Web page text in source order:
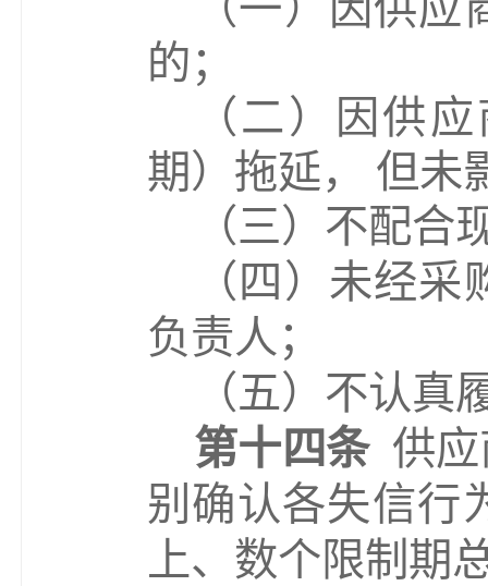
的；
（二 ）
因供
期）拖延，
但未
（三） 不配合
（ 四 ） 未经采
负责人；
（五） 不认真
第十四条 供
别确认各失信行
上、数个限制期